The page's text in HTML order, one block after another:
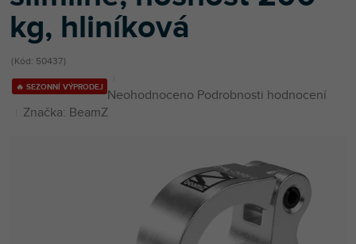
kg, hliníková
Kód: 50437
🔥 SEZONNÍ VÝPRODEJ Průměrné
hodnocení
Neohodnoceno Podrobnosti hodnocení
Značka: BeamZ